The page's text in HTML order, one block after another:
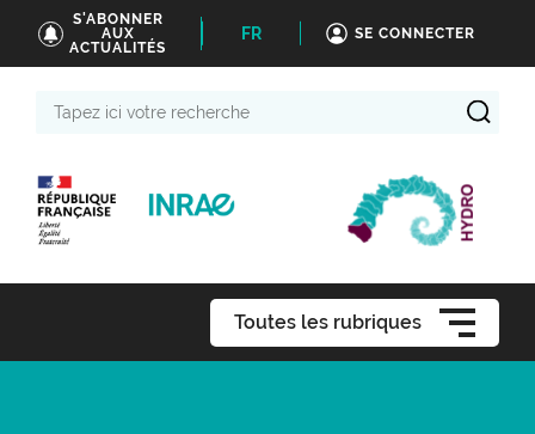
S'ABONNER
AUX
ACTUALITÉS
FR SE CONNECTER
Toutes les rubriques